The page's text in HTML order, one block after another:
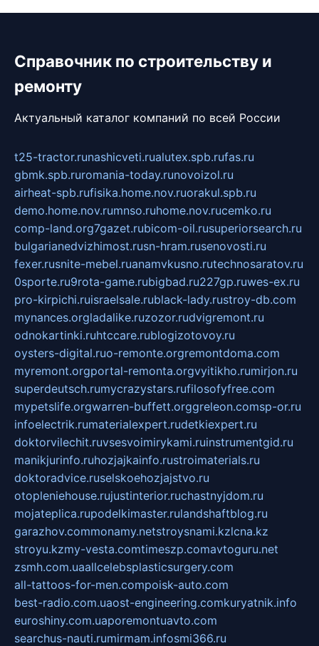
Справочник по строительству и
ремонту
Актуальный каталог компаний по всей России
t25-tractor.runashicveti.rualutex.spb.rufas.ru
gbmk.spb.ruromania-today.runovoizol.ru
airheat-spb.rufisika.home.nov.ruorakul.spb.ru
demo.home.nov.rumnso.ruhome.nov.rucemko.ru
comp-land.org7gazet.rubicom-oil.rusuperiorsearch.ru
bulgarianedvizhimost.rusn-hram.rusenovosti.ru
fexer.rusnite-mebel.ruanamvkusno.rutechnosaratov.ru
0sporte.ru9rota-game.rubigbad.ru227gp.ruwes-ex.ru
pro-kirpichi.ruisraelsale.rublack-lady.rustroy-db.com
mynances.orgladalike.ruzozor.rudvigremont.ru
odnokartinki.ruhtccare.rublogizotovoy.ru
oysters-digital.ruo-remonte.orgremontdoma.com
myremont.orgportal-remonta.orgvyitikho.rumirjon.ru
superdeutsch.rumycrazystars.rufilosofyfree.com
mypetslife.orgwarren-buffett.orggreleon.comsp-or.ru
infoelectrik.rumaterialexpert.rudetkiexpert.ru
doktorvilechit.ruvsesvoimirykami.ruinstrumentgid.ru
manikjurinfo.ruhozjajkainfo.rustroimaterials.ru
doktoradvice.ruselskoehozjajstvo.ru
otopleniehouse.rujustinterior.ruchastnyjdom.ru
mojateplica.rupodelkimaster.rulandshaftblog.ru
garazhov.commonamy.netstroysnami.kzlcna.kz
stroyu.kzmy-vesta.comtimeszp.comavtoguru.net
zsmh.com.uaallcelebsplasticsurgery.com
all-tattoos-for-men.compoisk-auto.com
best-radio.com.uaost-engineering.comkuryatnik.info
euroshiny.com.uaporemontuavto.com
searchus-nauti.rumirmam.infosmi366.ru